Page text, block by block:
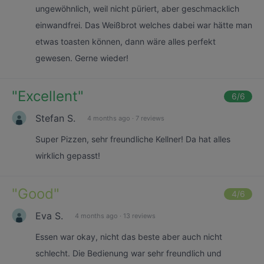
ungewöhnlich, weil nicht püriert, aber geschmacklich
einwandfrei. Das Weißbrot welches dabei war hätte man
etwas toasten können, dann wäre alles perfekt
gewesen. Gerne wieder!
"Excellent" 6/6
Stefan S. 4 months ago · 7 reviews
Super Pizzen, sehr freundliche Kellner! Da hat alles
wirklich gepasst!
"Good" 4/6
Eva S. 4 months ago · 13 reviews
Essen war okay, nicht das beste aber auch nicht
schlecht. Die Bedienung war sehr freundlich und